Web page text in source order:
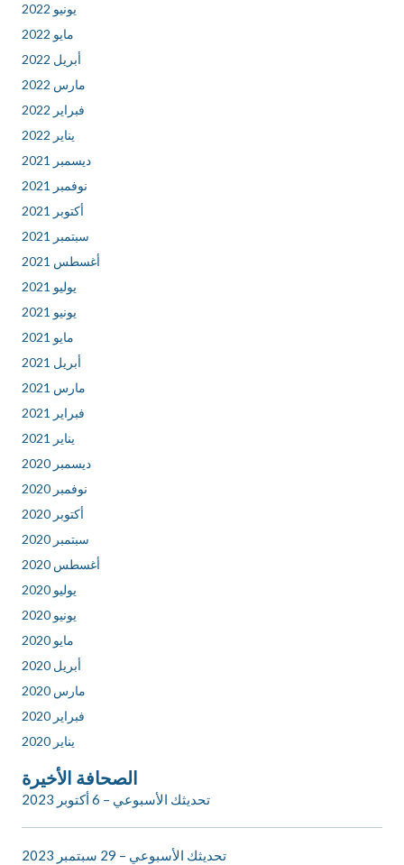
يونيو 2022
مايو 2022
أبريل 2022
مارس 2022
فبراير 2022
يناير 2022
ديسمبر 2021
نوفمبر 2021
أكتوبر 2021
سبتمبر 2021
أغسطس 2021
يوليو 2021
يونيو 2021
مايو 2021
أبريل 2021
مارس 2021
فبراير 2021
يناير 2021
ديسمبر 2020
نوفمبر 2020
أكتوبر 2020
سبتمبر 2020
أغسطس 2020
يوليو 2020
يونيو 2020
مايو 2020
أبريل 2020
مارس 2020
فبراير 2020
يناير 2020
الصحافة الأخيرة
تحديثك الأسبوعي – 6 أكتوبر 2023
تحديثك الأسبوعي – 29 سبتمبر 2023